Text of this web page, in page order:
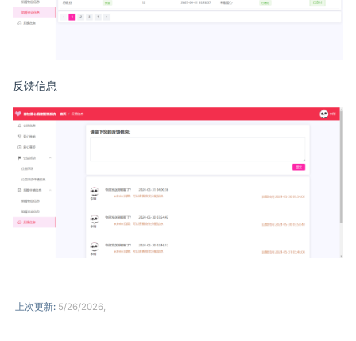
反馈信息
上次更新: 5/26/2026,